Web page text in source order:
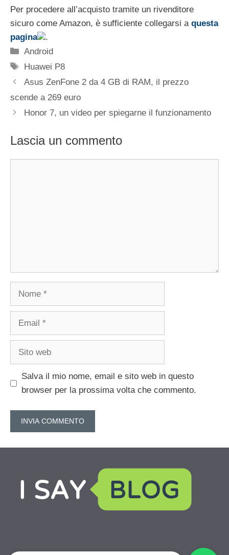
Per procedere all’acquisto tramite un rivenditore
sicuro come Amazon, è sufficiente collegarsi a questa
pagina
.
Categorie
Android
Tag
Huawei P8
Asus ZenFone 2 da 4 GB di RAM, il prezzo
scende a 269 euro
Honor 7, un video per spiegarne il funzionamento
Lascia un commento
Nome
Email
Sito
Salva il mio nome, email e sito web in questo
browser per la prossima volta che commento.